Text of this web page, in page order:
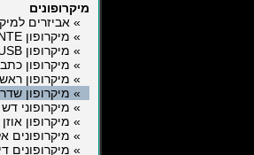
מיקרופונים
» אביזרים
» מיקרופון ARRAY DANTE
» מיקרופון USB
» מיקרופון
» מיקרופון ראש
» מיקרופון
» מיקרופוני דש
» מיקרופון אוזן
» מיקרופונים
» מיקרופונים